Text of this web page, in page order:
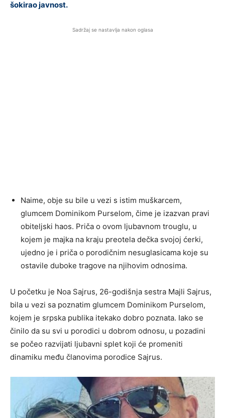
šokirao javnost.
Sadržaj se nastavlja nakon oglasa
Naime, obje su bile u vezi s istim muškarcem,
glumcem Dominikom Purselom, čime je izazvan pravi
obiteljski haos. Priča o ovom ljubavnom trouglu, u
kojem je majka na kraju preotela dečka svojoj ćerki,
ujedno je i priča o porodičnim nesuglasicama koje su
ostavile duboke tragove na njihovim odnosima.
U početku je Noa Sajrus, 26-godišnja sestra Majli Sajrus,
bila u vezi sa poznatim glumcem Dominikom Purselom,
kojem je srpska publika itekako dobro poznata. Iako se
činilo da su svi u porodici u dobrom odnosu, u pozadini
se počeo razvijati ljubavni splet koji će promeniti
dinamiku među članovima porodice Sajrus.